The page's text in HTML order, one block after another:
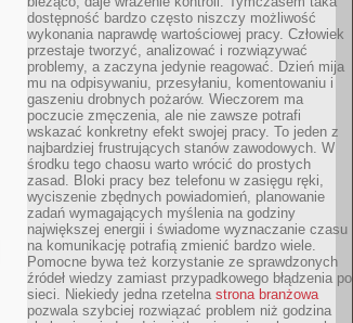
dostępność bardzo często niszczy możliwość
wykonania naprawdę wartościowej pracy. Człowiek
przestaje tworzyć, analizować i rozwiązywać
problemy, a zaczyna jedynie reagować. Dzień mija
mu na odpisywaniu, przesyłaniu, komentowaniu i
gaszeniu drobnych pożarów. Wieczorem ma
poczucie zmęczenia, ale nie zawsze potrafi
wskazać konkretny efekt swojej pracy. To jeden z
najbardziej frustrujących stanów zawodowych. W
środku tego chaosu warto wrócić do prostych
zasad. Bloki pracy bez telefonu w zasięgu ręki,
wyciszenie zbędnych powiadomień, planowanie
zadań wymagających myślenia na godziny
największej energii i świadome wyznaczanie czasu
na komunikację potrafią zmienić bardzo wiele.
Pomocne bywa też korzystanie ze sprawdzonych
źródeł wiedzy zamiast przypadkowego błądzenia po
sieci. Niekiedy jedna rzetelna strona branżowa
pozwala szybciej rozwiązać problem niż godzina